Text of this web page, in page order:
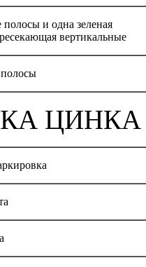
и одна зеленая
вертикальные